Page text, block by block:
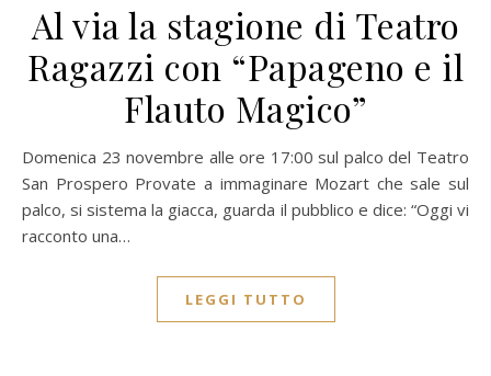
Al via la stagione di Teatro
Ragazzi con “Papageno e il
Flauto Magico”
Domenica 23 novembre alle ore 17:00 sul palco del Teatro
San Prospero Provate a immaginare Mozart che sale sul
palco, si sistema la giacca, guarda il pubblico e dice: “Oggi vi
racconto una…
LEGGI TUTTO